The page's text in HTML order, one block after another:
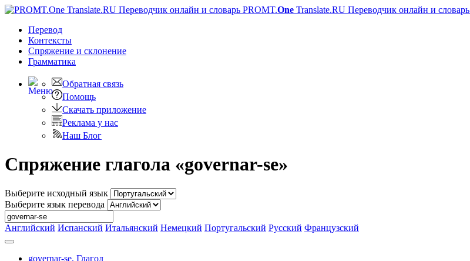
PROMT.One Translate.RU Переводчик онлайн и словарь
Перевод
Контексты
Спряжение и склонение
Грамматика
Обратная связь
Помощь
Скачать приложение
Реклама у нас
Наш Блог
Спряжение глагола «governar-se»
Выберите исходный язык
Выберите язык перевода
Английский Испанский Итальянский Немецкий Португальский Русский Французский
governar-se, Глагол